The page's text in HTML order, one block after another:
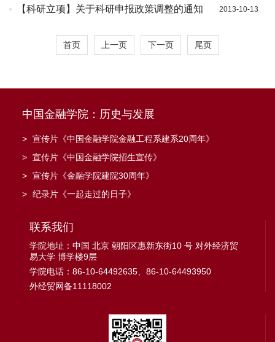
【科研立项】关于科研申报政策调整的通知 2013-10-13
首页 上一页 下一页 尾页
中国金融学院：历史与发展
> 宣传片《中国金融学院金融工程系建系20周年》
> 宣传片《中国金融学院招生宣传》
> 宣传片《金融学院建院30周年》
> 纪录片《一起走过的日子》
联系我们
学院地址：中国 北京 朝阳区惠新东街10 号 对外经济贸
易大学 博学楼9层
学院电话：86-10-64492635、86-10-64493950
外经贸网备11118002